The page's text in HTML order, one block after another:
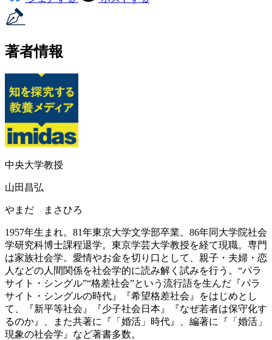
著者情報
中央大学教授
山田昌弘
やまだ まさひろ
1957年生まれ。81年東京大学文学部卒業。86年同大学院社会
学研究科博士課程退学。東京学芸大学教授を経て現職。専門
は家族社会学。愛情やお金を切り口として、親子・夫婦・恋
人などの人間関係を社会学的に読み解く試みを行う。“パラ
サイト・シングル”“格差社会”という流行語を生んだ『パラ
サイト・シングルの時代』『希望格差社会』をはじめとし
て、『新平等社会』『少子社会日本』『なぜ若者は保守化す
るのか』、また共著に『「婚活」時代』、編著に『「婚活」
現象の社会学』など著書多数。